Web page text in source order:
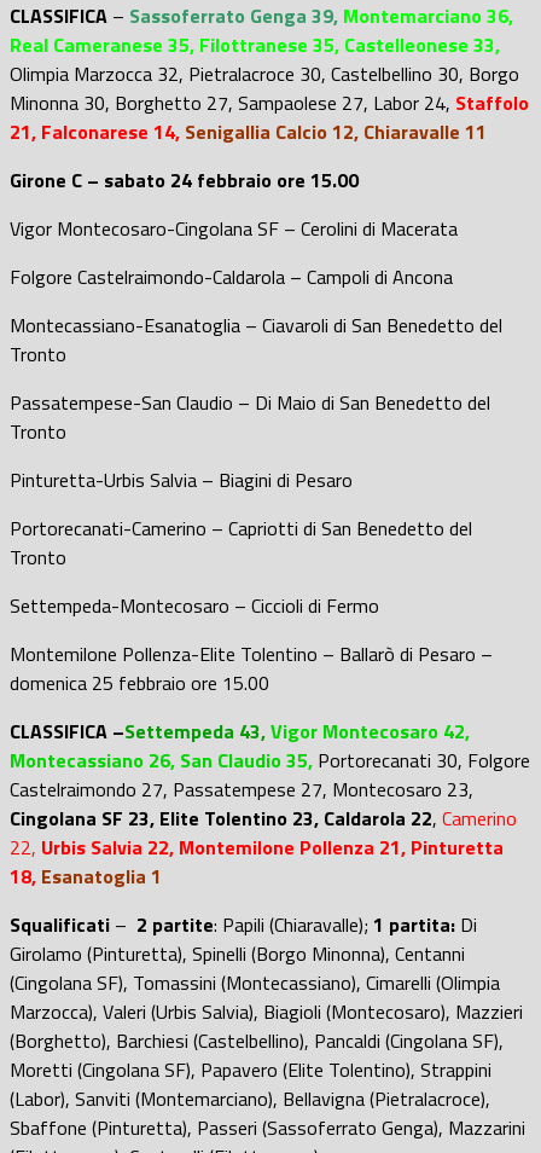
CLASSIFICA – Sassoferrato Genga 39, Montemarciano 36,
Real Cameranese 35, Filottranese 35, Castelleonese 33,
Olimpia Marzocca 32, Pietralacroce 30, Castelbellino 30, Borgo
Minonna 30, Borghetto 27, Sampaolese 27, Labor 24, Staffolo
21, Falconarese 14, Senigallia Calcio 12, Chiaravalle 11
Girone C – sabato 24 febbraio ore 15.00
Vigor Montecosaro-Cingolana SF – Cerolini di Macerata
Folgore Castelraimondo-Caldarola – Campoli di Ancona
Montecassiano-Esanatoglia – Ciavaroli di San Benedetto del
Tronto
Passatempese-San Claudio – Di Maio di San Benedetto del
Tronto
Pinturetta-Urbis Salvia – Biagini di Pesaro
Portorecanati-Camerino – Capriotti di San Benedetto del
Tronto
Settempeda-Montecosaro – Ciccioli di Fermo
Montemilone Pollenza-Elite Tolentino – Ballarò di Pesaro –
domenica 25 febbraio ore 15.00
CLASSIFICA –Settempeda 43,Vigor Montecosaro 42,
Montecassiano 26, San Claudio 35, Portorecanati 30, Folgore
Castelraimondo 27, Passatempese 27, Montecosaro 23,
Cingolana SF 23, Elite Tolentino 23, Caldarola 22, Camerino
22, Urbis Salvia 22, Montemilone Pollenza 21, Pinturetta
18, Esanatoglia 1
Squalificati – 2 partite: Papili (Chiaravalle); 1 partita: Di
Girolamo (Pinturetta), Spinelli (Borgo Minonna), Centanni
(Cingolana SF), Tomassini (Montecassiano), Cimarelli (Olimpia
Marzocca), Valeri (Urbis Salvia), Biagioli (Montecosaro), Mazzieri
(Borghetto), Barchiesi (Castelbellino), Pancaldi (Cingolana SF),
Moretti (Cingolana SF), Papavero (Elite Tolentino), Strappini
(Labor), Sanviti (Montemarciano), Bellavigna (Pietralacroce),
Sbaffone (Pinturetta), Passeri (Sassoferrato Genga), Mazzarini